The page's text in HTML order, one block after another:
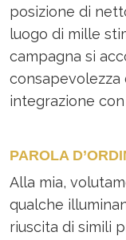
posizione di
luogo di mille
campagna si
consapevolezza
integrazione
PAROLA
Alla mia,
qualche
riuscita di simili